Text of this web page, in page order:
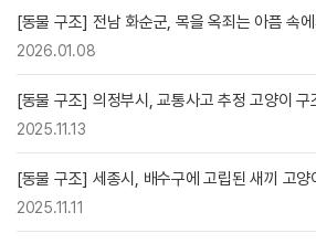
[동물 구조] 전남 화순군, 목을 옥죄는 아픔 속에
2026.01.08
[동물 구조] 의정부시, 교통사고 추정 고양이 구
2025.11.13
[동물 구조] 세종시, 배수구에 고립된 새끼 고양
2025.11.11